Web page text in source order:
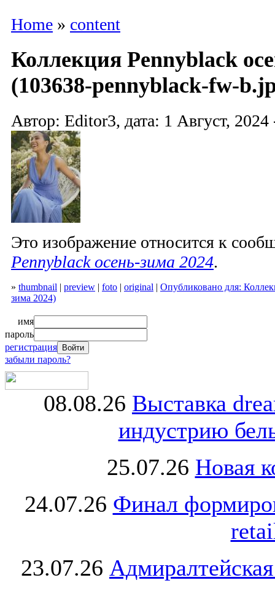
Home » content
Коллекция Pennyblack
(103638-pennyblack-fw-
Автор: Editor3, дата: 1 Август, 2024
Это изображение относится к
Pennyblack осень-зима 2024.
» thumbnail | preview | foto | original | Опубликовано для:
зима 2024)
имя
пароль
регистрация
забыли пароль?
08.08.26 Выставка
индустрию
25.07.26 Новая
24.07.26 Финал
23.07.26